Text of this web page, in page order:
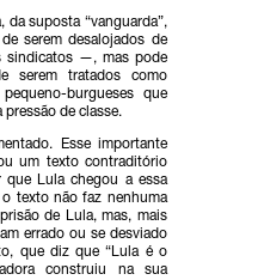
da suposta “vanguarda”,
serem desalojados de
sindicatos —, mas pode
serem tratados como
burgueses que
pressão de classe.
Esse importante
um texto contraditório
que Lula chegou a essa
texto não faz nenhuma
de Lula, mas, mais
errado ou se desviado
que diz que “Lula é o
construiu na sua